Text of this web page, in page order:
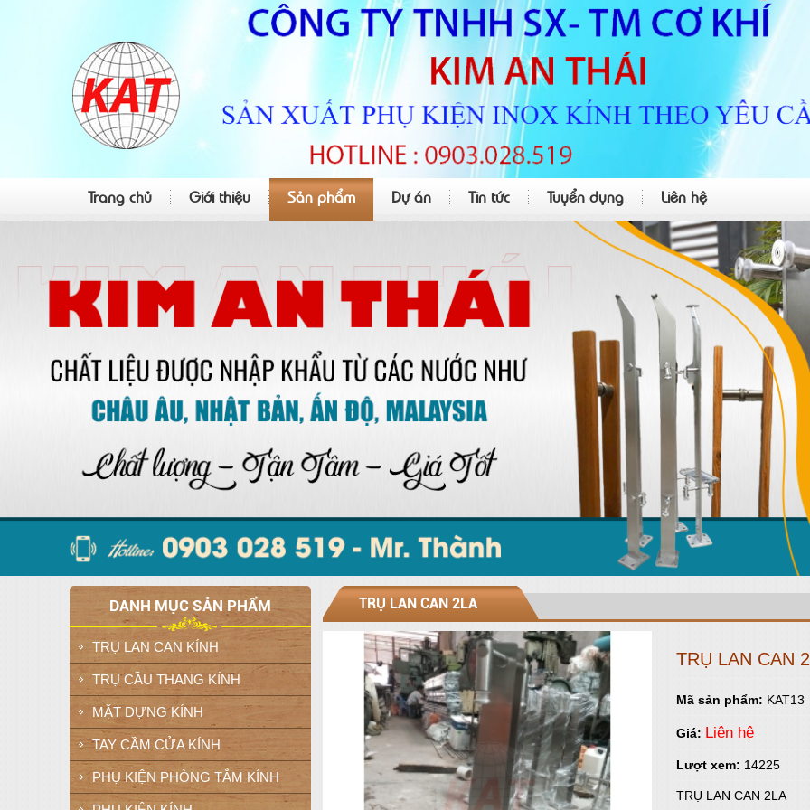
Trang chủ Giới thiệu Sản phẩm Dự án Tin tức Tuyển dụng Liên hệ
DANH MỤC SẢN PHẨM
TRỤ LAN CAN KÍNH
TRỤ CẦU THANG KÍNH
MẶT DỰNG KÍNH
TAY CẦM CỬA KÍNH
PHỤ KIỆN PHÒNG TẮM KÍNH
TRỤ LAN CAN 2LA
TRỤ LAN CAN
Mã sản phẩm: KAT13
Giá: Liên hệ
Lượt xem: 14225
TRỤ LAN CAN 2LA